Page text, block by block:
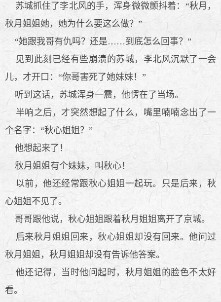
苏城抓住了李北风的手，浑身微微颤抖着：“秋月，
秋月姐姐她，她为什么要这么做？”
“她跟我哥有仇吗？还是……到底怎么回事？”
见到此刻已经有些崩溃的苏城，李北风沉默了一会
儿，才开口：“你哥害死了她妹妹！”
听到这话，苏城浑身一震，他愣在了当场。
半响之后，才突然想起了什么，嘴里喃喃念出了一
个名字：“秋心姐姐？”
他想起来了！
秋月姐姐有个妹妹，叫秋心！
以前，他还经常跟秋心姐姐一起玩。只是后来，秋
心姐姐不见了。
哥哥跟他说，秋心姐姐跟着秋月姐姐离开了京城。
后来秋月姐姐回来，秋心姐姐却没有回来。他问过
秋月姐姐，秋月姐姐却没有告诉他答案。
他还记得，当时他问起时，秋月姐姐的脸色不太好
看。